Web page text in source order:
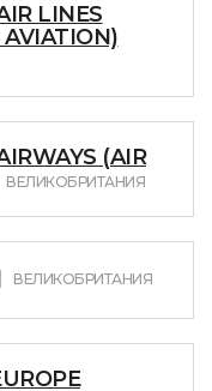
LINES
(AIR
ВЕЛИКОБРИТАНИЯ
ВЕЛИКОБРИТАНИЯ